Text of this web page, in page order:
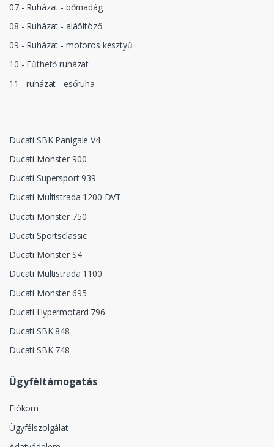
07 - Ruházat - bőrnadág
08 - Ruházat - aláöltöző
09 - Ruházat - motoros kesztyű
10 - Fűthető ruházat
11 - ruházat - esőruha
Ducati SBK Panigale V4
Ducati Monster 900
Ducati Supersport 939
Ducati Multistrada 1200 DVT
Ducati Monster 750
Ducati Sportsclassic
Ducati Monster S4
Ducati Multistrada 1100
Ducati Monster 695
Ducati Hypermotard 796
Ducati SBK 848
Ducati SBK 748
Ügyféltámogatás
Fiókom
Ügyfélszolgálat